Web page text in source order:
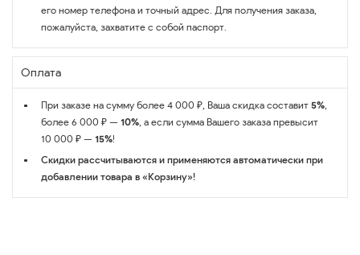
его номер телефона и точный адрес. Для получения заказа,
пожалуйста, захватите с собой паспорт.
Оплата
При заказе на сумму более 4 000 ₽, Ваша скидка составит 5%,
более 6 000 ₽ — 10%, а если сумма Вашего заказа превысит
10 000 ₽ — 15%!
Скидки рассчитываются и применяются автоматически при
добавлении товара в «Корзину»!